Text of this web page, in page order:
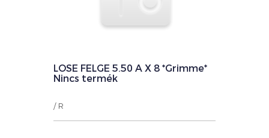
LOSE FELGE 5.50 A X 8 *Grimme*
Nincs termék
/ R